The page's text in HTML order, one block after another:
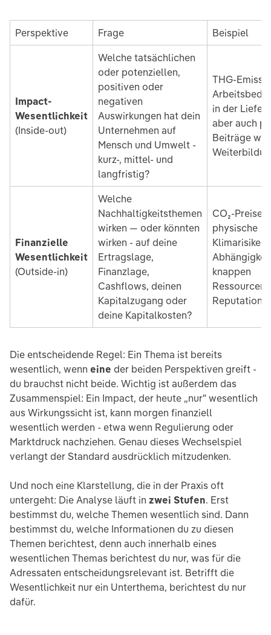
Perspektive Frage Beispiel
Impact-
Wesentlichkeit
(Inside-out)
Welche tatsächlichen
oder potenziellen,
positiven oder
negativen
Auswirkungen hat dein
Unternehmen auf
Mensch und Umwelt -
kurz-, mittel- und
langfristig?
THG-
in der
aber auch
Beiträge wie
Finanzielle
Wesentlichkeit
(Outside-in)
Welche
Nachhaltigkeitsthemen
wirken — oder könnten
wirken - auf deine
Ertragslage,
Finanzlage,
Cashflows, deinen
Kapitalzugang oder
deine Kapitalkosten?
CO₂-Preise,
physische
Klimarisiken,
knappen
Ressourcen,
Die entscheidende Regel: Ein Thema ist bereits
wesentlich, wenn eine der beiden Perspektiven greift -
du brauchst nicht beide. Wichtig ist außerdem das
Zusammenspiel: Ein Impact, der heute „nur" wesentlich
aus Wirkungssicht ist, kann morgen finanziell
wesentlich werden - etwa wenn Regulierung oder
Marktdruck nachziehen. Genau dieses Wechselspiel
verlangt der Standard ausdrücklich mitzudenken.
Und noch eine Klarstellung, die in der Praxis oft
untergeht: Die Analyse läuft in zwei Stufen. Erst
bestimmst du, welche Themen wesentlich sind. Dann
bestimmst du, welche Informationen du zu diesen
Themen berichtest, denn auch innerhalb eines
wesentlichen Themas berichtest du nur, was für die
Adressaten entscheidungsrelevant ist. Betrifft die
Wesentlichkeit nur ein Unterthema, berichtest du nur
dafür.